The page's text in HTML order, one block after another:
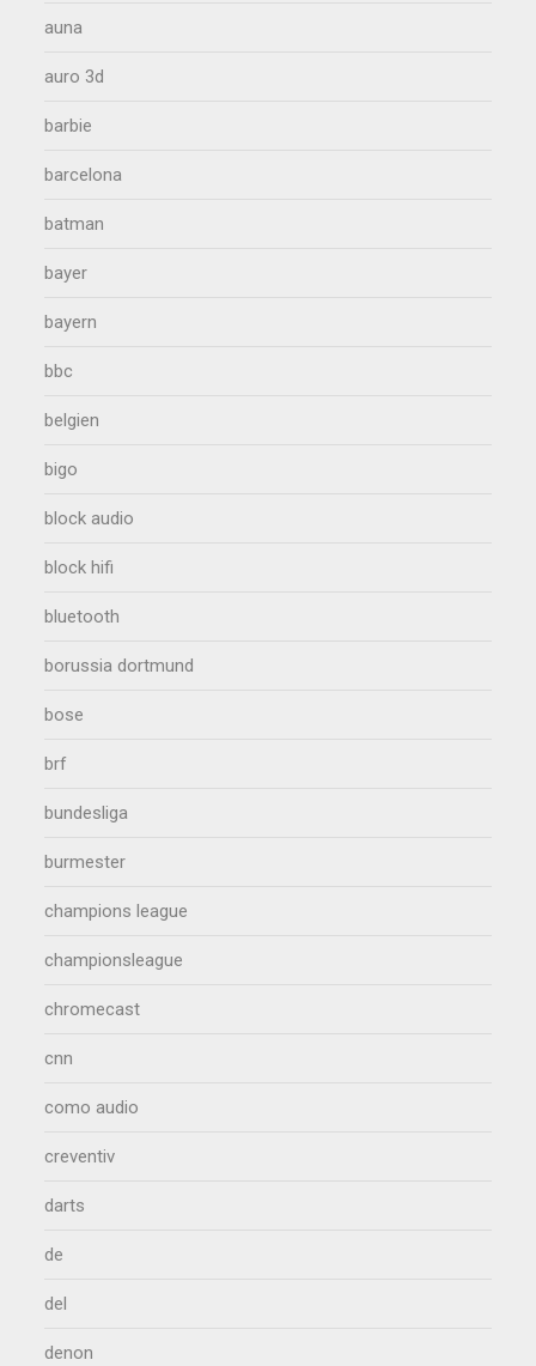
auna
auro 3d
barbie
barcelona
batman
bayer
bayern
bbc
belgien
bigo
block audio
block hifi
bluetooth
borussia dortmund
bose
brf
bundesliga
burmester
champions league
championsleague
chromecast
cnn
como audio
creventiv
darts
de
del
denon